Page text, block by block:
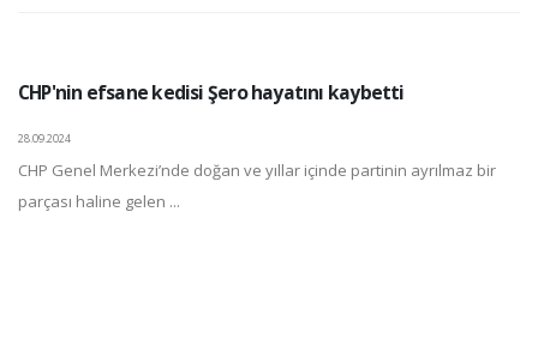
CHP'nin efsane kedisi Şero hayatını kaybetti
28.09.2024
CHP Genel Merkezi’nde doğan ve yıllar içinde partinin ayrılmaz bir
parçası haline gelen ...